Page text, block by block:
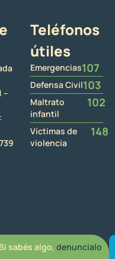
–
Teléfonos
útiles
Emergencias107
Defensa Civil103
Maltrato
infantil
102
Víctimas de
violencia
148
sabés algo, denuncialo